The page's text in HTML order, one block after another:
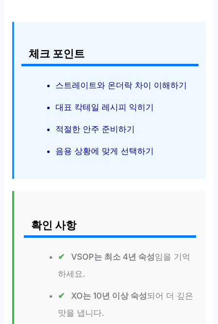
체크 포인트
스트레이트와 온더락 차이 이해하기
대표 칵테일 레시피 익히기
적절한 안주 준비하기
음용 상황에 맞게 선택하기
확인 사항
VSOP는 최소 4년 숙성임을 기억
하세요.
XO는 10년 이상 숙성되어 더 깊은
맛을 냅니다.